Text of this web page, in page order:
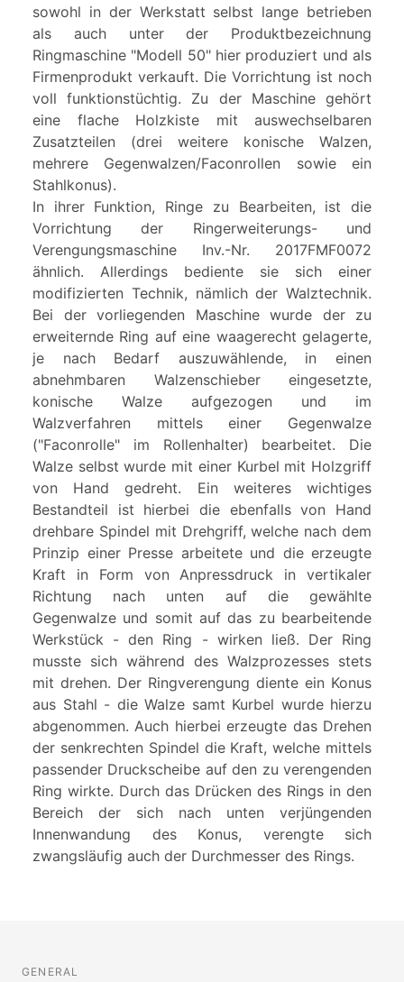
sowohl in der Werkstatt selbst lange betrieben
als auch unter der Produktbezeichnung
Ringmaschine "Modell 50" hier produziert und als
Firmenprodukt verkauft. Die Vorrichtung ist noch
voll funktionstüchtig. Zu der Maschine gehört
eine flache Holzkiste mit auswechselbaren
Zusatzteilen (drei weitere konische Walzen,
mehrere Gegenwalzen/Faconrollen sowie ein
Stahlkonus).
In ihrer Funktion, Ringe zu Bearbeiten, ist die
Vorrichtung der Ringerweiterungs- und
Verengungsmaschine Inv.-Nr. 2017FMF0072
ähnlich. Allerdings bediente sie sich einer
modifizierten Technik, nämlich der Walztechnik.
Bei der vorliegenden Maschine wurde der zu
erweiternde Ring auf eine waagerecht gelagerte,
je nach Bedarf auszuwählende, in einen
abnehmbaren Walzenschieber eingesetzte,
konische Walze aufgezogen und im
Walzverfahren mittels einer Gegenwalze
("Faconrolle" im Rollenhalter) bearbeitet. Die
Walze selbst wurde mit einer Kurbel mit Holzgriff
von Hand gedreht. Ein weiteres wichtiges
Bestandteil ist hierbei die ebenfalls von Hand
drehbare Spindel mit Drehgriff, welche nach dem
Prinzip einer Presse arbeitete und die erzeugte
Kraft in Form von Anpressdruck in vertikaler
Richtung nach unten auf die gewählte
Gegenwalze und somit auf das zu bearbeitende
Werkstück - den Ring - wirken ließ. Der Ring
musste sich während des Walzprozesses stets
mit drehen. Der Ringverengung diente ein Konus
aus Stahl - die Walze samt Kurbel wurde hierzu
abgenommen. Auch hierbei erzeugte das Drehen
der senkrechten Spindel die Kraft, welche mittels
passender Druckscheibe auf den zu verengenden
Ring wirkte. Durch das Drücken des Rings in den
Bereich der sich nach unten verjüngenden
Innenwandung des Konus, verengte sich
zwangsläufig auch der Durchmesser des Rings.
GENERAL